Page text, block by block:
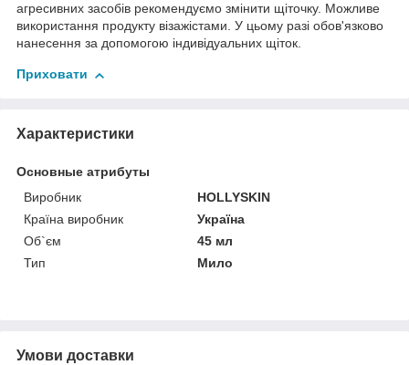
агресивних засобів рекомендуємо змінити щіточку. Можливе
використання продукту візажістами. У цьому разі обов'язково
нанесення за допомогою індивідуальних щіток.
Приховати
Характеристики
Основные атрибуты
Виробник
HOLLYSKIN
Країна виробник
Україна
Об`єм
45 мл
Тип
Мило
Умови доставки